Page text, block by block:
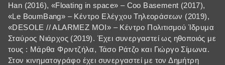
Han (2016), «Floating in space» – Coo Basement (2017),
«Le BoumBang» – Kέντρο Ελέγχου Τηλεοράσεων (2019),
«DESOLE // ALARMEZ MOI» – Κέντρο Πολιτισμού Ίδρυμα
Σταύρος Νιάρχος (2019). Έχει συνεργαστεί ως ηθοποιός με
τους : Μάρθα Φριντζήλα, Τάσο Ράτζο και Γιώργο Σίμωνα.
Στον κινηματογράφο έχει συνεργαστεί με τον Δημήτρη